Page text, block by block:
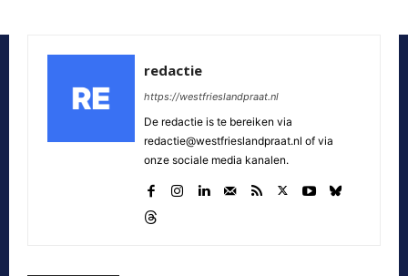
redactie
https://westfrieslandpraat.nl
De redactie is te bereiken via
redactie@westfrieslandpraat.nl of via
onze sociale media kanalen.